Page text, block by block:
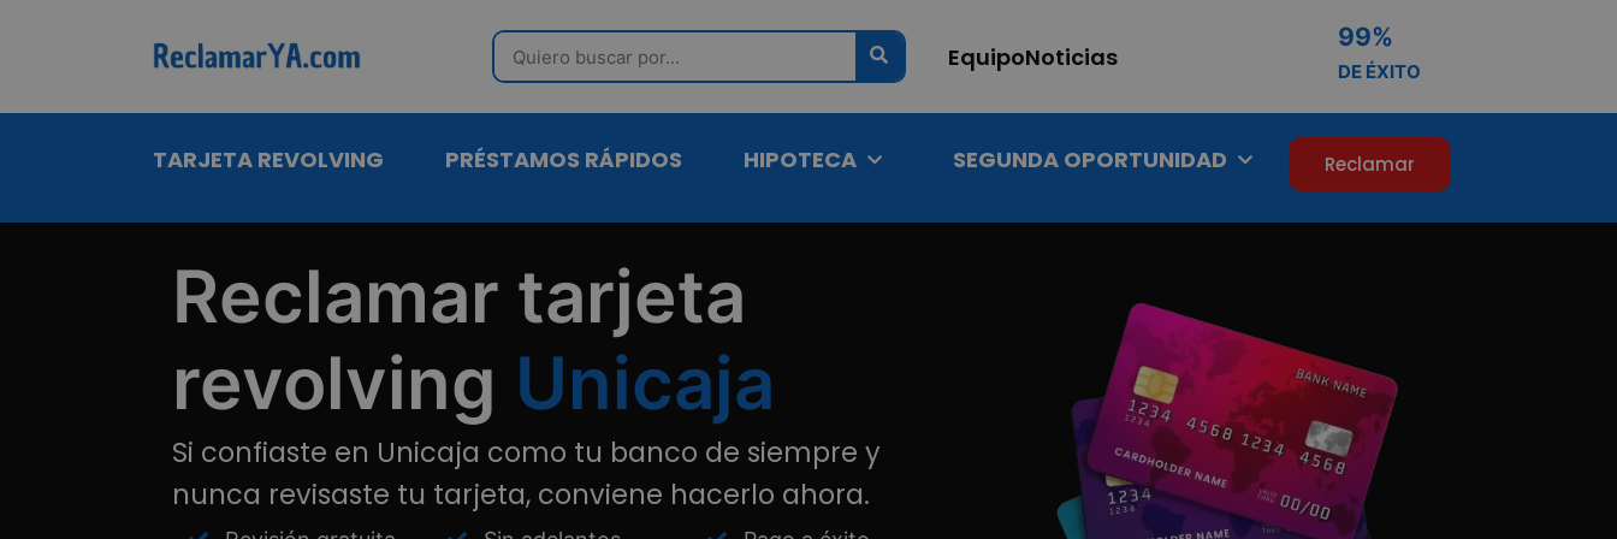
Search EquipoNoticias
99%
DE ÉXITO
TARJETA REVOLVING PRÉSTAMOS RÁPIDOS HIPOTECA SEGUNDA OPORTUNIDAD Reclamar
Reclamar tarjeta
revolving Unicaja
Si confiaste en Unicaja como tu banco de siempre y
nunca revisaste tu tarjeta, conviene hacerlo ahora.